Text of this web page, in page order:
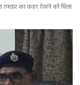
का कहर देखने को मिला